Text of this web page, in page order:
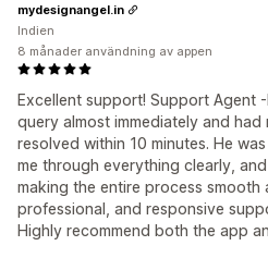
Excellent support! Support Agent
query almost immediately and had
resolved within 10 minutes. He
me through everything clearly,
making the entire process smooth
professional, and responsive
Highly recommend both the app
mydesignangel.in
Indien
8 månader användning av appen